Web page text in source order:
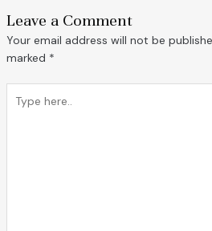
Leave a Comment
Your email address will not be
marked *
here..